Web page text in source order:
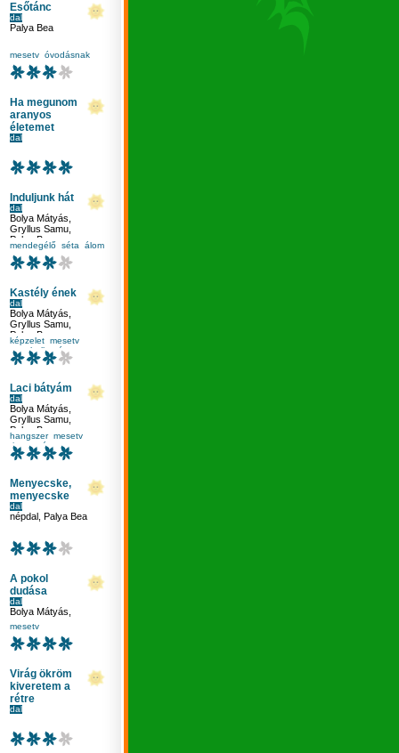
Esőtánc
dal
Palya Bea
mesetv óvodásnak
Ha megunom
aranyos
életemet
dal
Induljunk hát
dal
Bolya Mátyás
Gryllus Samu
Palya Bea
mendegélő séta álom
Kastély ének
dal
Bolya Mátyás
Gryllus Samu
Palya Bea
képzelet mesetv
zenehallgatás
ének-zene
Laci bátyám
dal
Bolya Mátyás
Gryllus Samu
Palya Bea
hangszer mesetv
ritmus
tánc
Menyecske,
menyecske
dal
népdal Palya Bea
A pokol
dudása
dal
Bolya Mátyás
Gryllus Samu
Palya Bea
mesetv
Virág ökröm
kiveretem a
rétre
dal